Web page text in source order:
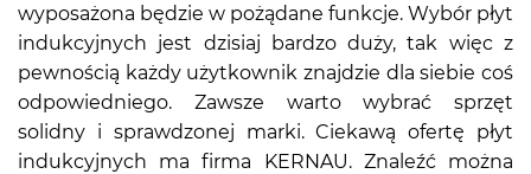
wyposażona będzie w pożądane funkcje. Wybór płyt
indukcyjnych jest dzisiaj bardzo duży, tak więc z
pewnością każdy użytkownik znajdzie dla siebie coś
odpowiedniego. Zawsze warto wybrać sprzęt
solidny i sprawdzonej marki. Ciekawą ofertę płyt
indukcyjnych ma firma KERNAU. Znaleźć można